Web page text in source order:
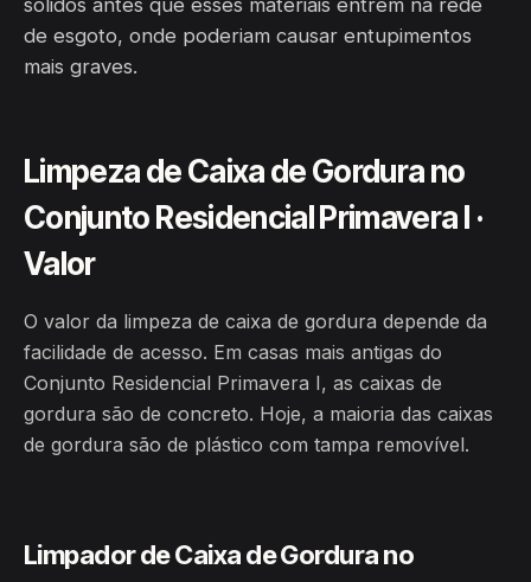
sólidos antes que esses materiais entrem na rede
de esgoto, onde poderiam causar entupimentos
mais graves.
Limpeza de Caixa de Gordura no
Conjunto Residencial Primavera I ·
Valor
O valor da limpeza de caixa de gordura depende da
facilidade de acesso. Em casas mais antigas do
Conjunto Residencial Primavera I, as caixas de
gordura são de concreto. Hoje, a maioria das caixas
de gordura são de plástico com tampa removível.
Limpador de Caixa de Gordura no